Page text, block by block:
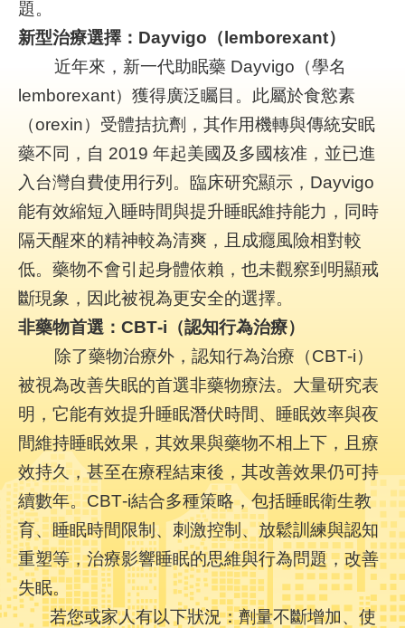
回
頁
台
卡-
健
康
服
務
陳
情
系
統
工
信
箱
ENGLISH
宣
導
使
用
ODF
開
放
題。
新型治療選擇：Dayvigo（lemborexant）
近年來，新一代助眠藥 Dayvigo（學名
lemborexant）獲得廣泛矚目。此屬於食慾素
（orexin）受體拮抗劑，其作用機轉與傳統安眠
藥不同，自 2019 年起美國及多國核准，並已進
入台灣自費使用行列。臨床研究顯示，Dayvigo
能有效縮短入睡時間與提升睡眠維持能力，同時
隔天醒來的精神較為清爽，且成癮風險相對較
低。藥物不會引起身體依賴，也未觀察到明顯戒
斷現象，因此被視為更安全的選擇。
非藥物首選：CBT‑i（認知行為治療）
除了藥物治療外，認知行為治療（CBT‑i）
被視為改善失眠的首選非藥物療法。大量研究表
明，它能有效提升睡眠潛伏時間、睡眠效率與夜
間維持睡眠效果，其效果與藥物不相上下，且療
效持久，甚至在療程結束後，其改善效果仍可持
續數年。CBT‑i結合多種策略，包括睡眠衛生教
育、睡眠時間限制、刺激控制、放鬆訓練與認知
重塑等，治療影響睡眠的思維與行為問題，改善
失眠。
若您或家人有以下狀況：劑量不斷增加、使